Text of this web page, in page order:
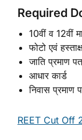
Required
10वीं व 12वीं
फोटो एवं
जाति प्रमाण
आधार कार्ड
निवास प्रमाण
REET Cut Off